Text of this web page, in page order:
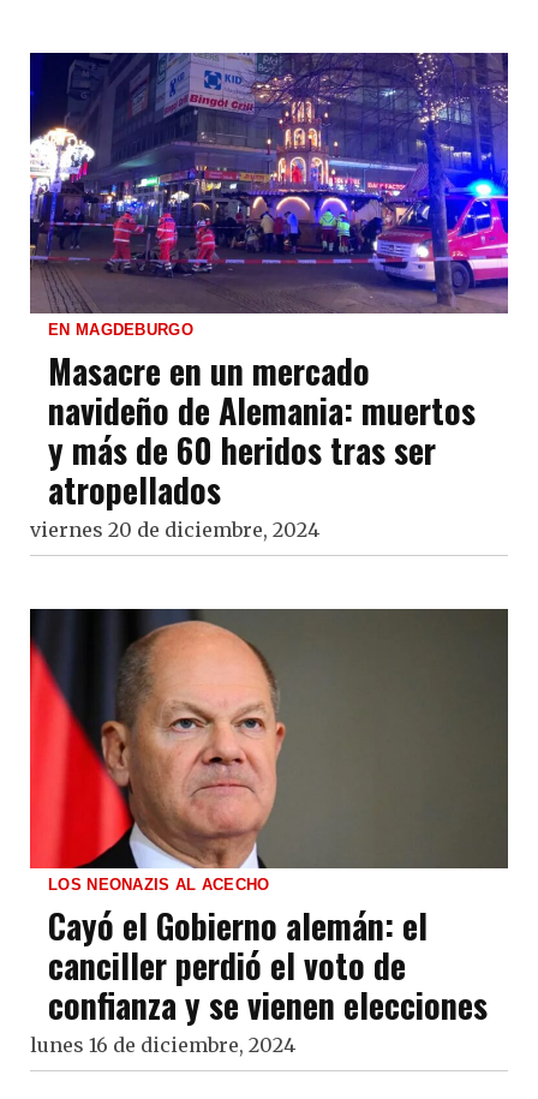
EN MAGDEBURGO
Masacre en un mercado
navideño de Alemania: muertos
y más de 60 heridos tras ser
atropellados
viernes 20 de diciembre, 2024
LOS NEONAZIS AL ACECHO
Cayó el Gobierno alemán: el
canciller perdió el voto de
confianza y se vienen elecciones
lunes 16 de diciembre, 2024